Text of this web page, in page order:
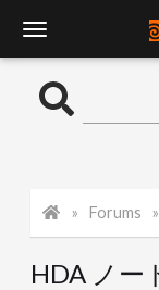
o
l
Forums
HDA ノー